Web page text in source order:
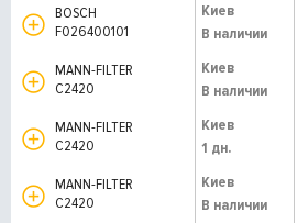
BOSCH
F026400101
Киев
В наличии
MANN-FILTER
C2420
Киев
В наличии
MANN-FILTER
C2420
Киев
1 дн.
MANN-FILTER
C2420
Киев
В наличии